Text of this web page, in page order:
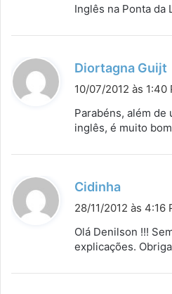
e
Inglês na Ponta da
Diortagna Guijt
s
10/07/2012 às 1:40
Parabéns, além
inglês, é muito
Cidinha
i
s
28/11/2012 às 4:16
Olá Denilson !!!
explicações.